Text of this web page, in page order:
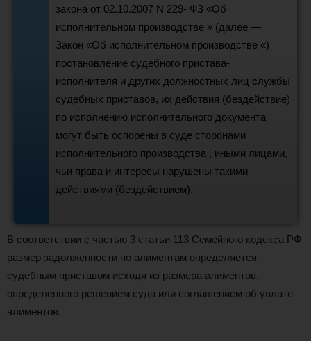
закона от 02.10.2007 N 229- ФЗ «Об
исполнительном производстве » (далее —
Закон «Об исполнительном производстве «)
постановление судебного пристава-
исполнителя и других должностных лиц службы
судебных приставов, их действия (бездействие)
по исполнению исполнительного документа
могут быть оспорены в суде сторонами
исполнительного производства , иными лицами,
чьи права и интересы нарушены такими
действиями (бездействием).
В соответствии с частью 3 статьи 113 Семейного кодекса РФ
размер задолженности по алиментам определяется
судебным приставом исходя из размера алиментов,
определенного решением суда или соглашением об уплате
алиментов.